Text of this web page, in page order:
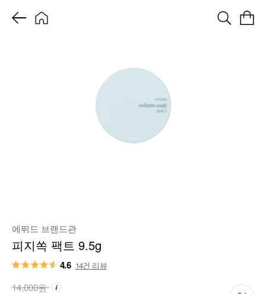
에뛰드 브랜드관
피지쏙 팩트 9.5g
4.6 14건 리뷰
14,000원